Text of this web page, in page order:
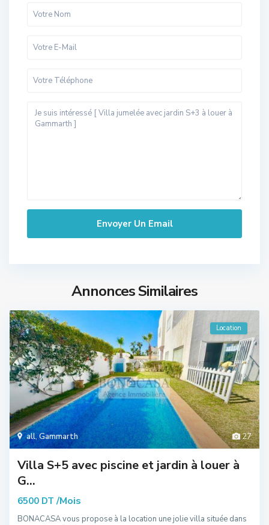
Annonces Similaires
27
all,Gammarth
Location
Villa S+5 avec piscine et jardin à louer à
G...
6500 DT /Mois
BONACASA vous propose à la location une jolie villa située dans